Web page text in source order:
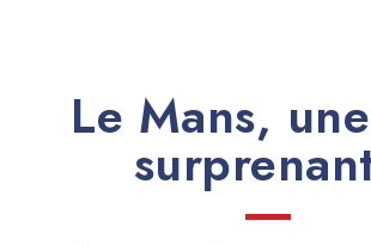
Le Mans,